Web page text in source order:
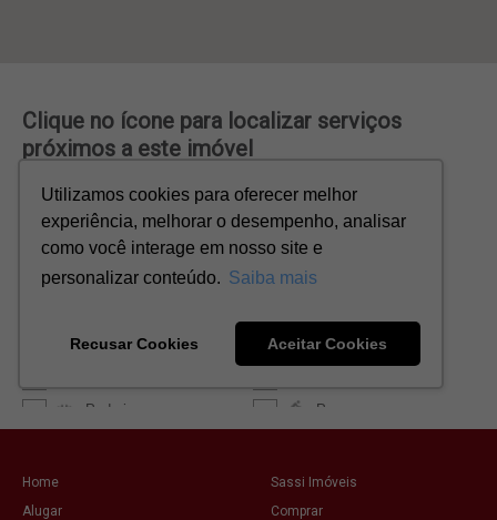
Home
Sassi Imóveis
Alugar
Comprar